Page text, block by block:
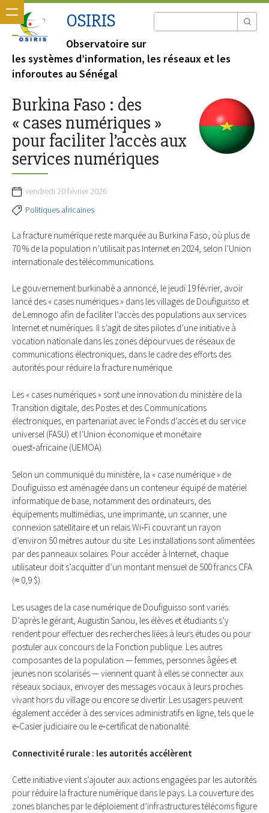
OSIRIS
Observatoire sur
les systèmes d’information, les réseaux et les
inforoutes au Sénégal
Burkina Faso : des
« cases numériques »
pour faciliter l’accès aux
services numériques
vendredi 20 février 2026
Politiques africaines
La fracture numérique reste marquée au Burkina Faso, où plus de
70 % de la population n’utilisait pas Internet en 2024, selon l’Union
internationale des télécommunications.
Le gouvernement burkinabè a annoncé, le jeudi 19 février, avoir
lancé des « cases numériques » dans les villages de Doufiguisso et
de Lemnogo afin de faciliter l’accès des populations aux services
Internet et numériques. Il s’agit de sites pilotes d’une initiative à
vocation nationale dans les zones dépourvues de réseaux de
communications électroniques, dans le cadre des efforts des
autorités pour réduire la fracture numérique.
Les « cases numériques » sont une innovation du ministère de la
Transition digitale, des Postes et des Communications
électroniques, en partenariat avec le Fonds d’accès et du service
universel (FASU) et l’Union économique et monétaire
ouest‑africaine (UEMOA).
Selon un communiqué du ministère, la « case numérique » de
Doufiguisso est aménagée dans un conteneur équipé de matériel
informatique de base, notamment des ordinateurs, des
équipements multimédias, une imprimante, un scanner, une
connexion satellitaire et un relais Wi‑Fi couvrant un rayon
d’environ 50 mètres autour du site. Les installations sont alimentées
par des panneaux solaires. Pour accéder à Internet, chaque
utilisateur doit s’acquitter d’un montant mensuel de 500 francs CFA
(≈ 0,9 $).
Les usages de la case numérique de Doufiguisso sont variés.
D’après le gérant, Augustin Sanou, les élèves et étudiants s’y
rendent pour effectuer des recherches liées à leurs études ou pour
postuler aux concours de la Fonction publique. Les autres
composantes de la population — femmes, personnes âgées et
jeunes non scolarisés — viennent quant à elles se connecter aux
réseaux sociaux, envoyer des messages vocaux à leurs proches
vivant hors du village ou encore se divertir. Les usagers peuvent
également accéder à des services administratifs en ligne, tels que le
e‑Casier judiciaire ou le e‑certificat de nationalité.
Connectivité rurale : les autorités accélèrent
Cette initiative vient s’ajouter aux actions engagées par les autorités
pour réduire la fracture numérique dans le pays. La couverture des
zones blanches par le déploiement d’infrastructures télécoms figure